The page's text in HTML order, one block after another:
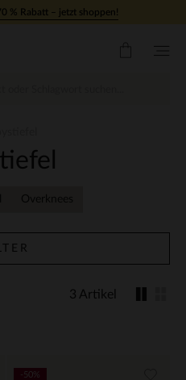
% Rabatt – jetzt shoppen!
Overknees
3 Artikel
-50%